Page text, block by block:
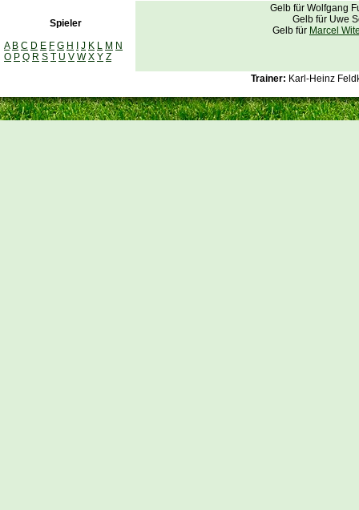
Spieler
A B C D E F G H J K L M N
O P Q R S T U V W X Y Z
Gelb für Wolfgang
Gelb für Uwe
Gelb für Marcel
Trainer: Karl-Heinz